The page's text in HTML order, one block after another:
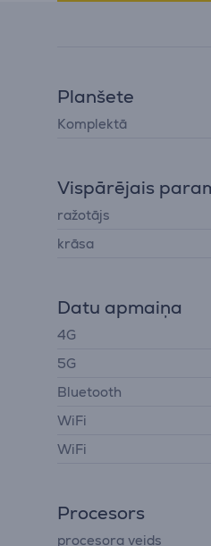
Planšete
Komplektā
Vispārējais
ražotājs
krāsa
Datu apmaiņa
4G
5G
Bluetooth
WiFi
WiFi
Procesors
procesora veids